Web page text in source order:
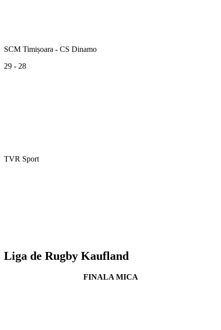
SCM Timișoara - CS Dinamo
29 - 28
TVR Sport
Liga de Rugby Kaufland
FINALA MICA